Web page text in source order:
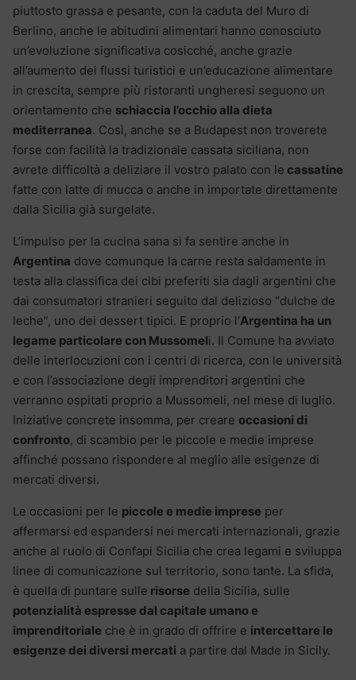
piuttosto grassa e pesante, con la caduta del Muro di
Berlino, anche le abitudini alimentari hanno conosciuto
un’evoluzione significativa cosicché, anche grazie
all’aumento dei flussi turistici e un’educazione alimentare
in crescita, sempre più ristoranti ungheresi seguono un
orientamento che schiaccia l’occhio alla dieta
mediterranea. Così, anche se a Budapest non troverete
forse con facilità la tradizionale cassata siciliana, non
avrete difficoltà a deliziare il vostro palato con le cassatine
fatte con latte di mucca o anche in importate direttamente
dalla Sicilia già surgelate.
L’impulso per la cucina sana si fa sentire anche in
Argentina dove comunque la carne resta saldamente in
testa alla classifica dei cibi preferiti sia dagli argentini che
dai consumatori stranieri seguito dal delizioso “dulche de
leche”, uno dei dessert tipici. E proprio l’Argentina ha un
legame particolare con Mussomeli. Il Comune ha avviato
delle interlocuzioni con i centri di ricerca, con le università
e con l’associazione degli imprenditori argentini che
verranno ospitati proprio a Mussomeli, nel mese di luglio.
Iniziative concrete insomma, per creare occasioni di
confronto, di scambio per le piccole e medie imprese
affinché possano rispondere al meglio alle esigenze di
mercati diversi.
Le occasioni per le piccole e medie imprese per
affermarsi ed espandersi nei mercati internazionali, grazie
anche al ruolo di Confapi Sicilia che crea legami e sviluppa
linee di comunicazione sul territorio, sono tante. La sfida,
è quella di puntare sulle risorse della Sicilia, sulle
potenzialità espresse dal capitale umano e
imprenditoriale che è in grado di offrire e intercettare le
esigenze dei diversi mercati a partire dal Made in Sicily.